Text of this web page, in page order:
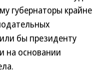
губернаторы крайне
бы президенту
на основании